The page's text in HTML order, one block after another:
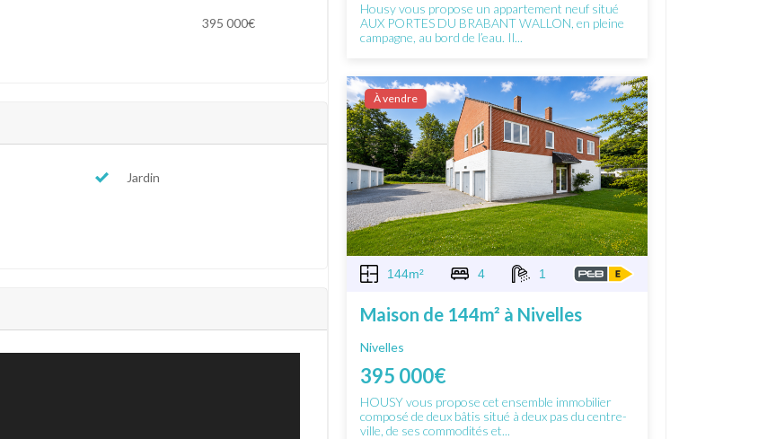
395 000€
Jardin
Housy vous propose un appartement neuf situé
AUX PORTES DU BRABANT WALLON, en pleine
campagne, au bord de l’eau. Il...
À vendre
144m² 4 1
Maison de 144m² à Nivelles
Nivelles
395 000€
HOUSY vous propose cet ensemble immobilier
composé de deux bâtis situé à deux pas du centre-
ville, de ses commodités et...